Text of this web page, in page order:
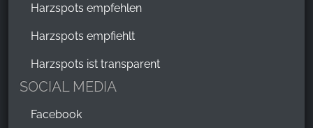
Harzspots empfehlen
Harzspots empfiehlt
Harzspots ist transparent
SOCIAL MEDIA
Facebook